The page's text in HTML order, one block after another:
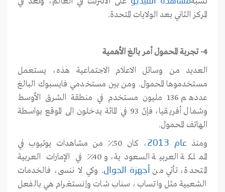
المركز الثاني بعد الولايات المتحدة.
4- تجربة المحمول أمر بالغ الأهمية
العديد من وسائل الاعلام الاجتماعية هذه، يستعمل
مستخدموها المحمول. ومن بين مستخدمي فايسبوك البالغ
عددهم 136 مليون مستخدم في منطقة الشرق الأوسط
وشمال أفريقيا، فإنّ 93 في المائة يدخلون الى الموقع بواسطة
الهاتف المحمول.
ومنذعام 2013
، كان 50٪ من مشاهدات يوتيوب في
المملكة العربية السعودية، و 40٪ في الإمارات العربية
المتحدة، تأتي من
أجهزة الجوال. وكي لا ننسى، فالخدمات
الشعبية مثل واتساب، سناب شات وإنستغرام هي بالفعل